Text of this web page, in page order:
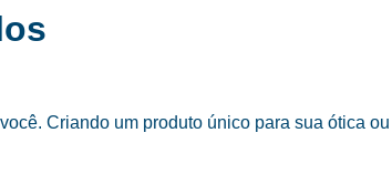
Criando um produto único para sua ótica